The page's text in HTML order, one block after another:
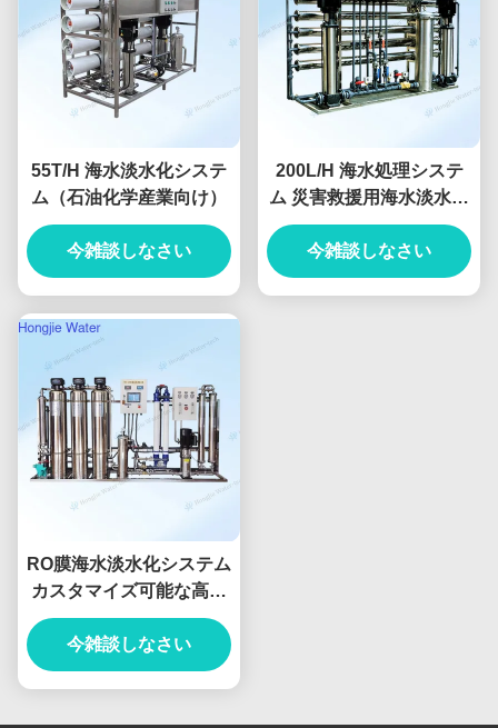
55T/H 海水淡水化システ
ム（石油化学産業向け）
今雑談しなさい
200L/H 海水処理システ
ム 災害救援用海水淡水化
装置
今雑談しなさい
RO膜海水淡水化システム
カスタマイズ可能な高性
能
今雑談しなさい